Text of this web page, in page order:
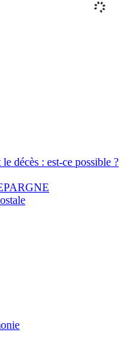
décès : est-ce possible ?